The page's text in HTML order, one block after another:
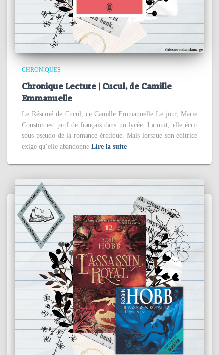
CHRONIQUES
Chronique Lecture | Cucul, de Camille
Emmanuelle
Le Résumé de Cucul, de Camille Emmanuelle Le jour, Marie
Couston est prof de français dans un lycée. La nuit, elle écrit
sous pseudo de la romance érotique. Mais lorsque son éditrice
exige qu’elle abandonne Lire la suite